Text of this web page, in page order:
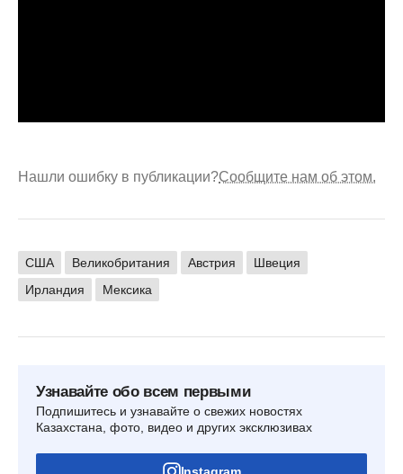
Нашли ошибку в публикации?Сообщите нам об этом.
США Великобритания Австрия
Швеция
Ирландия
Мексика
Узнавайте обо всем первыми
Подпишитесь и узнавайте о свежих новостях
Казахстана, фото, видео и других эксклюзивах
Instagram